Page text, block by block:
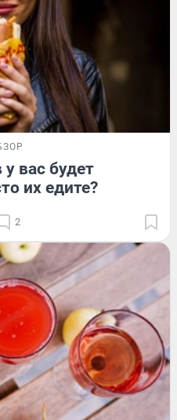
вас будет
их едите?
2